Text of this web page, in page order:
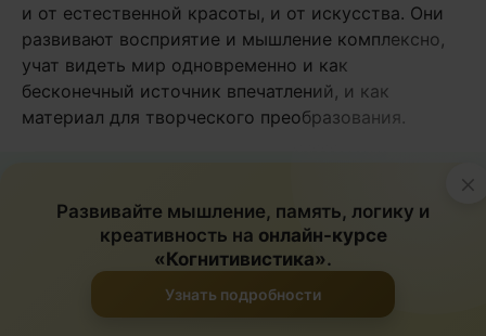
и от естественной красоты, и от искусства. Они
развивают восприятие и мышление комплексно,
учат видеть мир одновременно и как
бесконечный источник впечатлений, и как
материал для творческого преобразования.
что красота природы дает вдохновение не только
для прямого воспроизведения, но и для глубокого
переосмысления реальности через призму
×
Развивайте мышление, память, логику и
креативность на онлайн-курсе
«Когнитивистика».
Узнать подробности